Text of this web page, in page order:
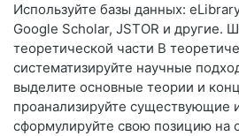
Используйте базы данных:
Google Scholar, JSTOR и другие.
теоретической части В
систематизируйте научные
выделите основные теории и
проанализируйте существующие
сформулируйте свою позицию на